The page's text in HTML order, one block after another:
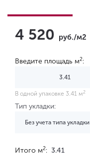
4 520 руб./м2
Введите площадь м2:
В одной упаковке 3.41 м 2
Тип укладки:
Без учета типа укладки
Итого м2: 3.41